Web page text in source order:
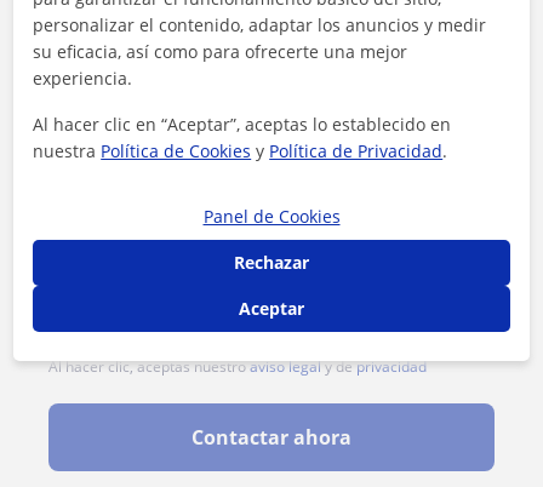
Al hacer clic, aceptas nuestroaviso legaly deprivacidad
Contactar ahora
personalizar el contenido, adaptar los anuncios y medir
su eficacia, así como para ofrecerte una mejor
experiencia.
Al hacer clic en “Aceptar”, aceptas lo establecido en
nuestra Política de Cookies y Política de Privacidad.
Panel de Cookies
Rechazar
Aceptar